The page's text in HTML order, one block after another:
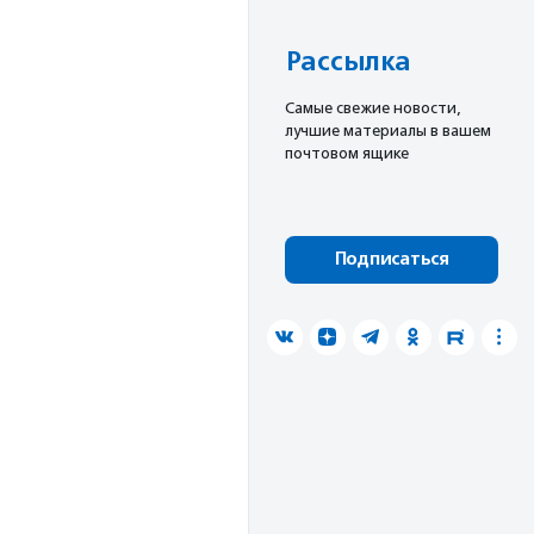
Рассылка
Cамые свежие новости,
лучшие материалы в вашем
почтовом ящике
Подписаться